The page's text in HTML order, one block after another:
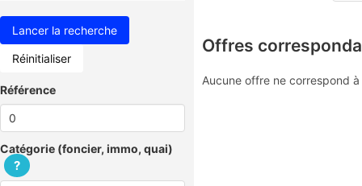
Réinitialiser
Référence
Catégorie (foncier, immo, quai)
?
Offres
Aucune offre ne correspond